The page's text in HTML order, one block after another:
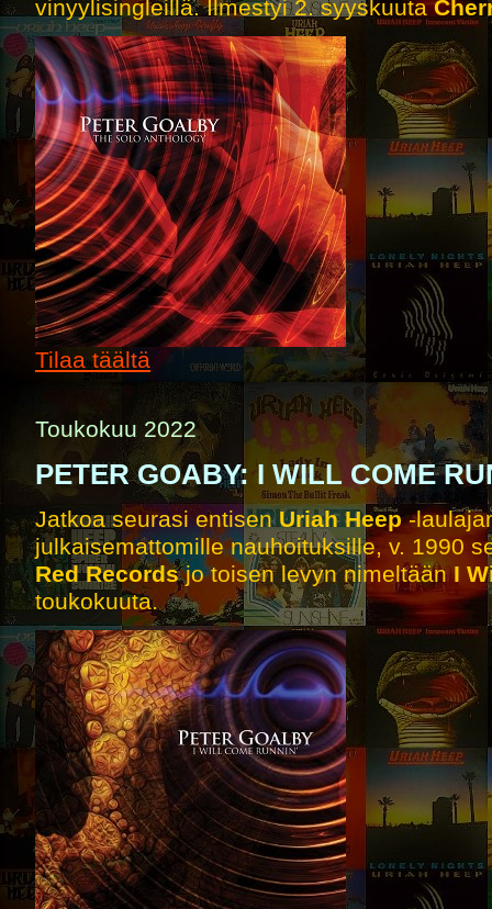
vinyylisingleillä. Ilmestyi 2. syyskuuta
Tilaa täältä
Toukokuu 2022
PETER GOABY: I WILL COME
Jatkoa seurasi entisenUriah Heep-
julkaisemattomille nauhoituksille, v. 1990
Red Recordsjo toisen levyn nimeltäänI
toukokuuta.